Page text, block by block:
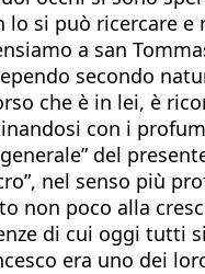
si può ricercare
a san
secondo
che è in lei, è
con i
del
nel senso più
non poco alla
di cui oggi
era uno dei